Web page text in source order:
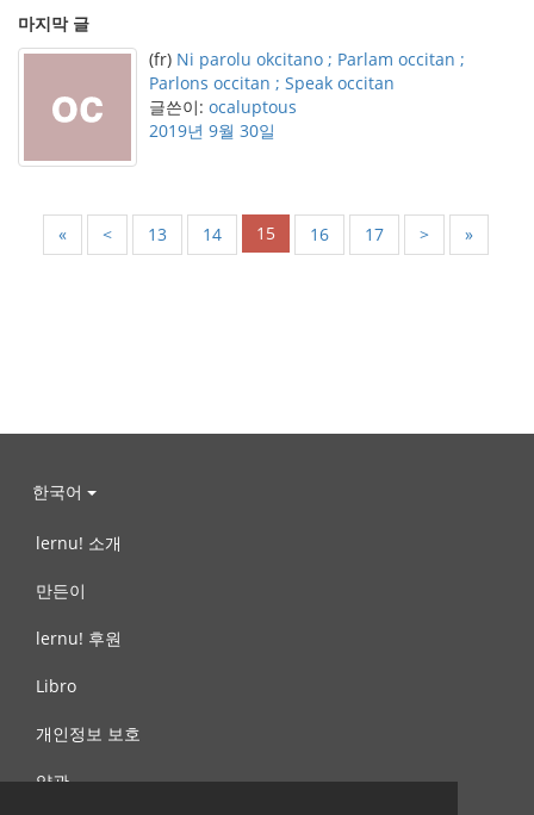
마지막 글
(fr) Ni parolu okcitano ; Parlam occitan ;
Parlons occitan ; Speak occitan
글쓴이: ocaluptous
2019년 9월 30일
« < 13 14 15 16 17 > »
한국어
lernu! 소개
만든이
lernu! 후원
Libro
개인정보 보호
약관